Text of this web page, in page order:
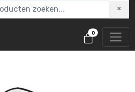
0